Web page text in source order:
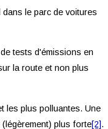
le parc de voitures
tests d'émissions en
la route et non plus
les plus polluantes. Une
plus forte[2].